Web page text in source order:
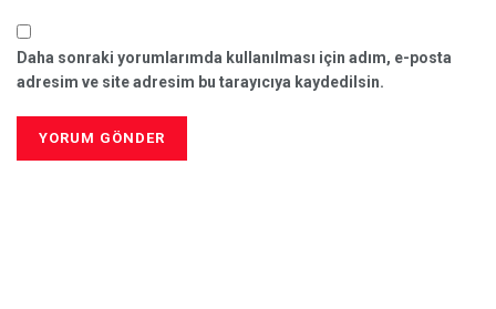
Daha sonraki yorumlarımda kullanılması için adım, e-posta
adresim ve site adresim bu tarayıcıya kaydedilsin.